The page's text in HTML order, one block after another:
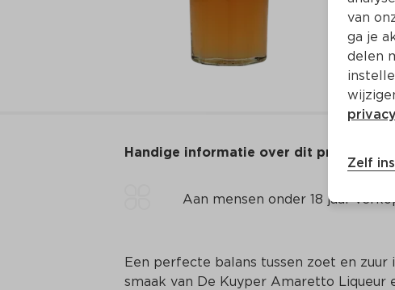
Handige informatie over dit product
Aan mensen onder 18 jaar
Een perfecte balans tussen zoet en
smaak van De Kuyper Amaretto Liqueur
van
ga je
delen
Zelf